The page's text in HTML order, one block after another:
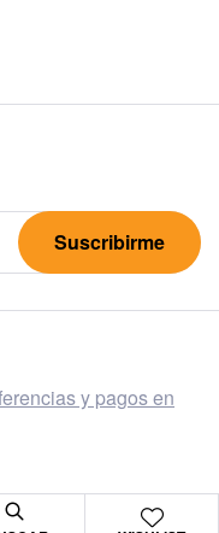
Suscribirme
y pagos en